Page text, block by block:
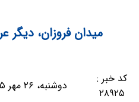
میدان فروزان،
کد خبر :
۲۸۹۲۵
دوشنبه، ۲۶ مهر ۱۳۹۵ - ۰۸:۵۴:۱۴